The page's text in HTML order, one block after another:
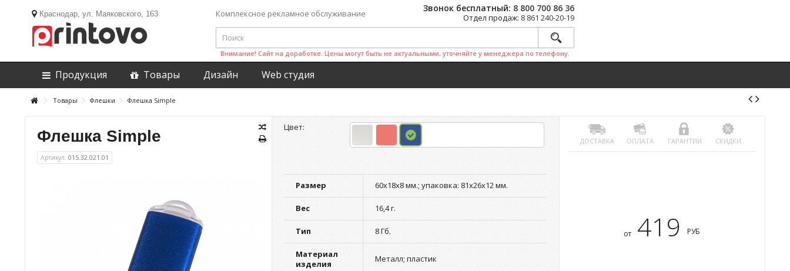
Краснодар, ул. Маяковского, 163 Комплексное рекламное обслуживание Звонок бесплатный: 8 800 700 86 36
Отдел продаж: 8 861 240-20-19
Внимание! Сайт на доработке. Цены могут быть не актуальными, уточняйте у менеджера по телефону.
Продукция Товары Дизайн Web студия
Товары Флешки Флешка Simple
Цвет:
Размер 60х18х8 мм.; упаковка: 81х26х12 мм.
Вес 16,4 г.
Тип 8 Гб.
Материал
изделия
Металл; пластик
ДОСТАВКА ОПЛАТА ГАРАНТИИ СКИДКИ
от 419 РУБ
Флешка Simple
Артикул: 015.32.021.01